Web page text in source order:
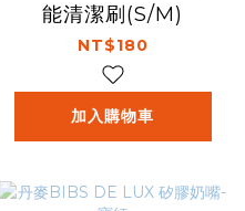
能清潔刷(S/M)
NT$180
加入購物車